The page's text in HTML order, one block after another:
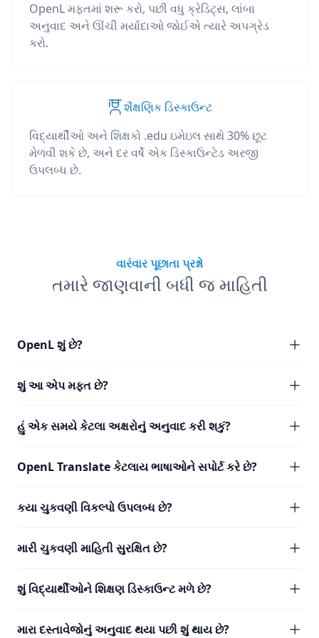
OpenL મફતમાં શરૂ કરો, પછી વધુ ક્રેડિટ્સ, લાંબા
અનુવાદ અને ઊંચી મર્યાદાઓ જોઈએ ત્યારે અપગ્રેડ
કરો.
શૈક્ષણિક ડિસ્કાઉન્ટ
વિદ્યાર્થીઓ અને શિક્ષકો .edu ઇમેઇલ સાથે 30% છૂટ
મેળવી શકે છે, અને દર વર્ષે એક ડિસ્કાઉન્ટેડ અરજી
ઉપલબ્ધ છે.
વારંવાર પૂછાતા પ્રશ્નો
તમારે જાણવાની બધી જ માહિતી
OpenL શું છે?
શું આ એપ મફત છે?
હું એક સમયે કેટલા અક્ષરોનું અનુવાદ કરી શકું?
OpenL Translate કેટલાય ભાષાઓને સપોર્ટ કરે છે?
કયા ચુકવણી વિકલ્પો ઉપલબ્ધ છે?
મારી ચુકવણી માહિતી સુરક્ષિત છે?
શું વિદ્યાર્થીઓને શિક્ષણ ડિસ્કાઉન્ટ મળે છે?
મારા દસ્તાવેજોનું અનુવાદ થયા પછી શું થાય છે?